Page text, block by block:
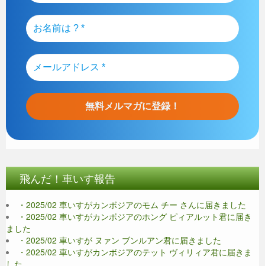
飛んだ！車いす報告
・2025/02 車いすがカンボジアのモム チー さんに届きました
・2025/02 車いすがカンボジアのホング ピィアルット君に届き
ました
・2025/02 車いすが ヌァン ブンルアン君に届きました
・2025/02 車いすがカンボジアのテット ヴィリィア君に届きま